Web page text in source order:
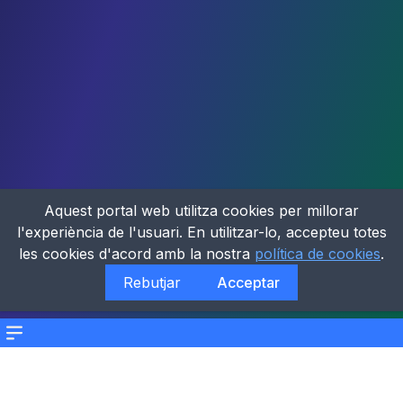
Menu
Aquest portal web utilitza cookies per millorar
l'experiència de l'usuari. En utilitzar-lo, accepteu totes
les cookies d'acord amb la nostra política de cookies.
Rebutjar
Acceptar